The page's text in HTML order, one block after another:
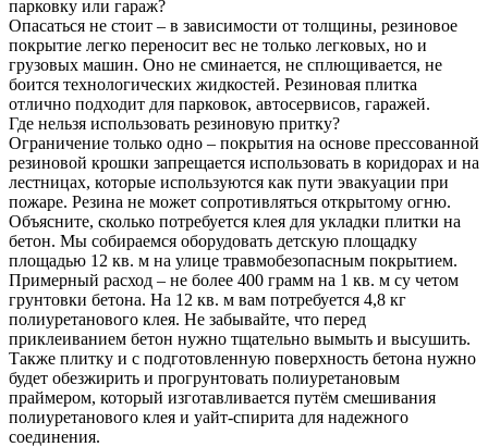
парковку или гараж?
Опасаться не стоит – в зависимости от толщины, резиновое
покрытие легко переносит вес не только легковых, но и
грузовых машин. Оно не сминается, не сплющивается, не
боится технологических жидкостей. Резиновая плитка
отлично подходит для парковок, автосервисов, гаражей.
Где нельзя использовать резиновую притку?
Ограничение только одно – покрытия на основе прессованной
резиновой крошки запрещается использовать в коридорах и на
лестницах, которые используются как пути эвакуации при
пожаре. Резина не может сопротивляться открытому огню.
Объясните, сколько потребуется клея для укладки плитки на
бетон. Мы собираемся оборудовать детскую площадку
площадью 12 кв. м на улице травмобезопасным покрытием.
Примерный расход – не более 400 грамм на 1 кв. м су четом
грунтовки бетона. На 12 кв. м вам потребуется 4,8 кг
полиуретанового клея. Не забывайте, что перед
приклеиванием бетон нужно тщательно вымыть и высушить.
Также плитку и с подготовленную поверхность бетона нужно
будет обезжирить и прогрунтовать полиуретановым
праймером, который изготавливается путём смешивания
полиуретанового клея и уайт-спирита для надежного
соединения.